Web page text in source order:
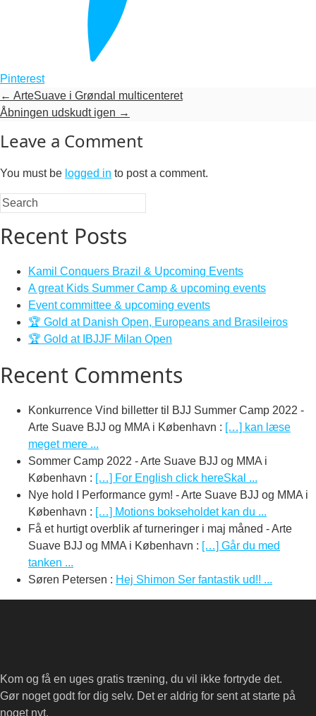
Pinterest
← ArteSuave i Grøndal multicenteret
Åbningen udskudt igen →
Leave a Comment
You must be logged in to post a comment.
Recent Posts
Kamil Conquers Brazil & Upcoming Events
A great Kids Summer Camp & upcoming events
Event committee & upcoming events
🏆 Gold at Danish Open, Europeans and Brasileiros
🏆 Gold at IBJJF Milan Open
Recent Comments
Konkurrence Vind billetter til BJJ Summer Camp 2022 -
Arte Suave BJJ og MMA i København : […] kan læse
meget mere ...
Sommer Camp 2022 - Arte Suave BJJ og MMA i
København : […] For English click hereSkal ...
Nye hold I Performance gym! - Arte Suave BJJ og MMA i
København : […] Motions bokseholdet kan du ...
Få et hurtigt overblik af turneringer i maj måned - Arte
Suave BJJ og MMA i København : […] Går du med
tanken ...
Søren Petersen : Hej Shimon Ser fantastik ud!! ...
Kom og få en uges gratis træning, du vil ikke fortryde det.
Gør noget godt for dig selv. Det er aldrig for sent at starte på
noget nyt.